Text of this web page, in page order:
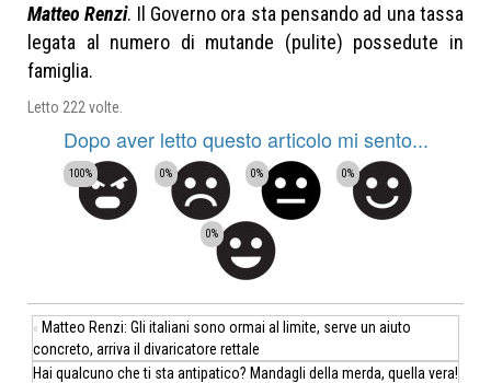
Matteo Renzi. Il Governo ora sta pensando ad una tassa
legata al numero di mutande (pulite) possedute in
famiglia.
Letto 222 volte.
Dopo aver letto questo articolo mi sento...
100% 0% 0% 0%
0%
« Matteo Renzi: Gli italiani sono ormai al limite, serve un aiuto
concreto, arriva il divaricatore rettale
Hai qualcuno che ti sta antipatico? Mandagli della merda, quella vera!